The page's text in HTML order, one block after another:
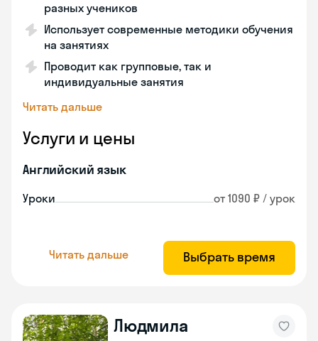
разных учеников
Использует современные методики обучения
на занятиях
Проводит как групповые, так и
индивидуальные занятия
Читать дальше
Услуги и цены
Английский язык
Уроки от 1090 ₽ / урок
Читать дальше Выбрать время
Людмила